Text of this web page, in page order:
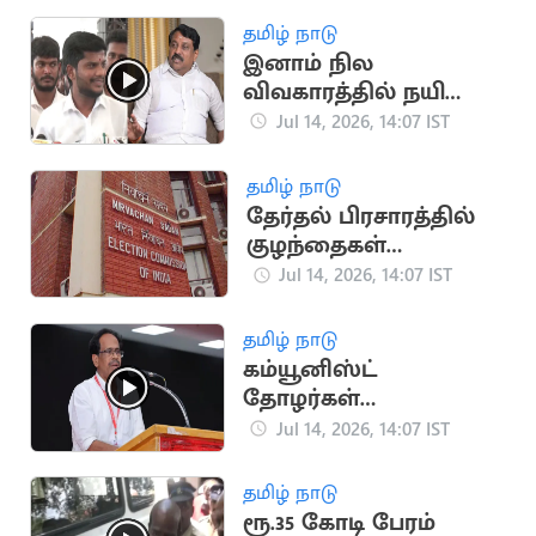
நிதியுதவி அறிவித்த
முதல்வர்
தமிழ் நாடு
இனாம் நில
விவகாரத்தில் நயினார்
நாகேந்திரன் ரீல்
Jul 14, 2026, 14:07 IST
தமிழ் நாடு
தேர்தல் பிரசாரத்தில்
குழந்தைகள்
பயன்பாடு: விதிகள்
ஆணையம் முடிவு
Jul 14, 2026, 14:07 IST
தமிழ் நாடு
கம்யூனிஸ்ட்
தோழர்கள்
அமைச்சர்களாகும்
நெருங்குகிறது -
மு.வீரபாண்டியன்
Jul 14, 2026, 14:07 IST
தமிழ் நாடு
ரூ.35 கோடி பேரம்